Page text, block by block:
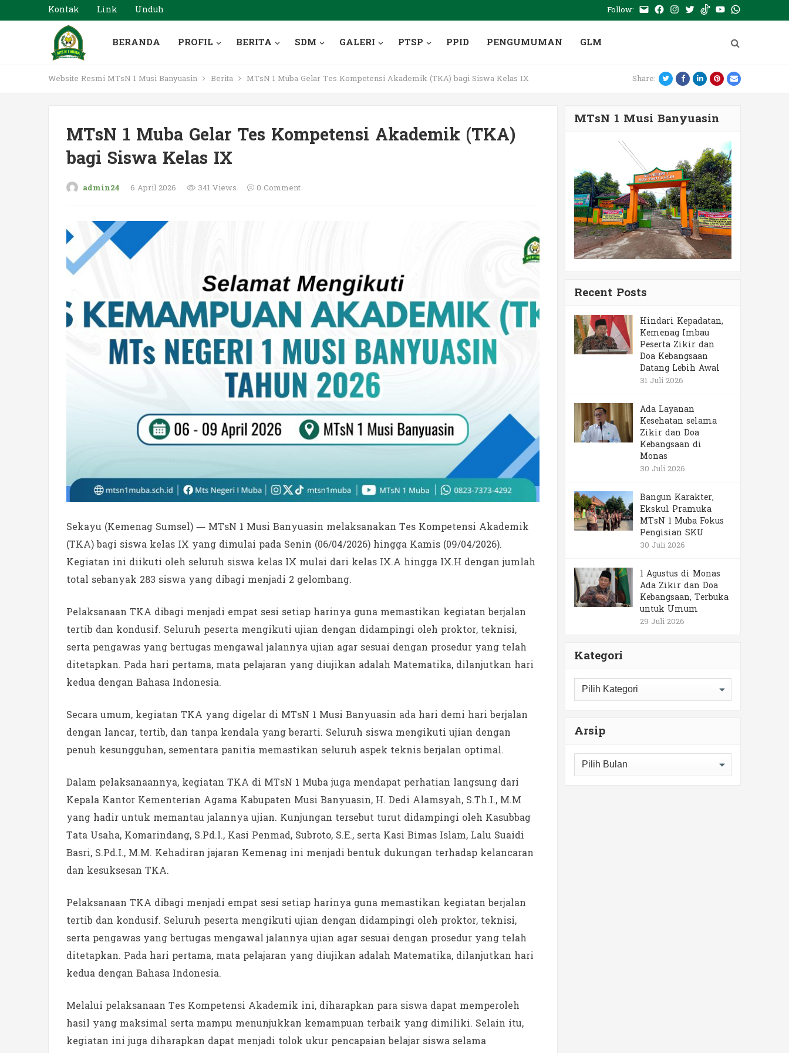
Kontak Link Unduh Follow: E- Facebook
Instagram
TwitterTiktokYoutubeWhatsApp
BERANDA PROFIL BERITA SDM GALERI PTSP PPID PENGUMUMAN GLM
Website Resmi MTsN 1 Musi Banyuasin Berita MTsN 1 Muba Gelar Tes Kompetensi Akademik (TKA) bagi Siswa Kelas IX Share: TwitterFacebookLinkedIn
Pinterest
Email
MTsN 1 Muba Gelar Tes Kompetensi Akademik (TKA)
bagi Siswa Kelas IX
admin24 6 April 2026 341 Views 0 Comment
Sekayu (Kemenag Sumsel) — MTsN 1 Musi Banyuasin melaksanakan Tes Kompetensi Akademik
(TKA) bagi siswa kelas IX yang dimulai pada Senin (06/04/2026) hingga Kamis (09/04/2026).
Kegiatan ini diikuti oleh seluruh siswa kelas IX mulai dari kelas IX.A hingga IX.H dengan jumlah
total sebanyak 283 siswa yang dibagi menjadi 2 gelombang.
Pelaksanaan TKA dibagi menjadi empat sesi setiap harinya guna memastikan kegiatan berjalan
tertib dan kondusif. Seluruh peserta mengikuti ujian dengan didampingi oleh proktor, teknisi,
serta pengawas yang bertugas mengawal jalannya ujian agar sesuai dengan prosedur yang telah
ditetapkan. Pada hari pertama, mata pelajaran yang diujikan adalah Matematika, dilanjutkan hari
kedua dengan Bahasa Indonesia.
Secara umum, kegiatan TKA yang digelar di MTsN 1 Musi Banyuasin ada hari demi hari berjalan
dengan lancar, tertib, dan tanpa kendala yang berarti. Seluruh siswa mengikuti ujian dengan
penuh kesungguhan, sementara panitia memastikan seluruh aspek teknis berjalan optimal.
Dalam pelaksanaannya, kegiatan TKA di MTsN 1 Muba juga mendapat perhatian langsung dari
Kepala Kantor Kementerian Agama Kabupaten Musi Banyuasin, H. Dedi Alamsyah, S.Th.I., M.M
yang hadir untuk memantau jalannya ujian. Kunjungan tersebut turut didampingi oleh Kasubbag
Tata Usaha, Komarindang, S.Pd.I., Kasi Penmad, Subroto, S.E., serta Kasi Bimas Islam, Lalu Suaidi
Basri, S.Pd.I., M.M. Kehadiran jajaran Kemenag ini menjadi bentuk dukungan terhadap kelancaran
dan kesuksesan TKA.
Pelaksanaan TKA dibagi menjadi empat sesi setiap harinya guna memastikan kegiatan berjalan
tertib dan kondusif. Seluruh peserta mengikuti ujian dengan didampingi oleh proktor, teknisi,
serta pengawas yang bertugas mengawal jalannya ujian agar sesuai dengan prosedur yang telah
ditetapkan. Pada hari pertama, mata pelajaran yang diujikan adalah Matematika, dilanjutkan hari
kedua dengan Bahasa Indonesia.
Melalui pelaksanaan Tes Kompetensi Akademik ini, diharapkan para siswa dapat memperoleh
hasil yang maksimal serta mampu menunjukkan kemampuan terbaik yang dimiliki. Selain itu,
kegiatan ini juga diharapkan dapat menjadi tolok ukur pencapaian belajar siswa selama
MTsN 1 Musi Banyuasin
Recent Posts
Hindari Kepadatan,
Kemenag Imbau
Peserta Zikir dan
Doa Kebangsaan
Datang Lebih Awal
31 Juli 2026
Ada Layanan
Kesehatan selama
Zikir dan Doa
Kebangsaan di
Monas
30 Juli 2026
Bangun Karakter,
Ekskul Pramuka
MTsN 1 Muba Fokus
Pengisian SKU
30 Juli 2026
1 Agustus di Monas
Ada Zikir dan Doa
Kebangsaan, Terbuka
untuk Umum
29 Juli 2026
Kategori
Kategori
Arsip
Arsip